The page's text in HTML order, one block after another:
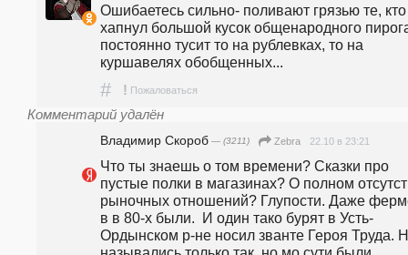
Ошибаетесь сильно- поливают грязью те, кто
хапнул большой кусок общенародного
постоянно тусит то на рублевках, то на
куршавелях обобщенных...
# ! Пожаловаться
Комментарий удалён
Владимир Скороб — (3211) Zebra 22.10 в 23:21
Что ты знаешь о том времени? Сказки про
пустые полки в магазинах? О полном
рыночных отношений? Глупости. Даже
в в 80-х были.  И один тако бурят в Усть-
Ордынском р-не носил званте Героя Труда.